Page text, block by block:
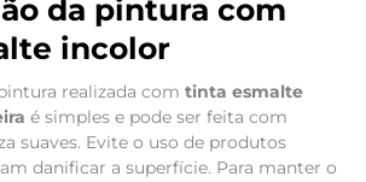
da pintura com
incolor
realizada com tinta esmalte
é simples e pode ser feita com
suaves. Evite o uso de produtos
danificar a superfície. Para manter o